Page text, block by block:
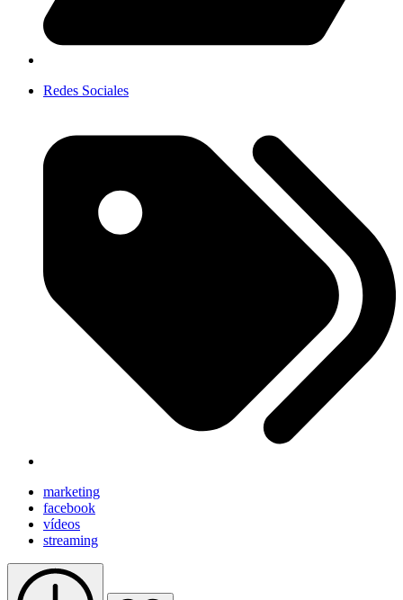
Redes Sociales
marketing
facebook
vídeos
streaming